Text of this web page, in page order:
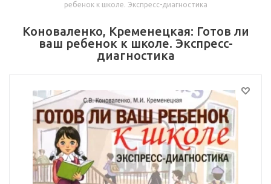
ребенок к школе. Экспресс-диагностика
Коноваленко, Кременецкая: Готов ли
ваш ребенок к школе. Экспресс-
диагностика